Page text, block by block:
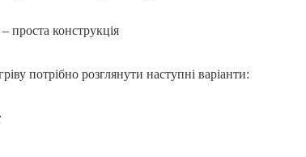
проста конструкція
потрібно розглянути наступні варіанти: